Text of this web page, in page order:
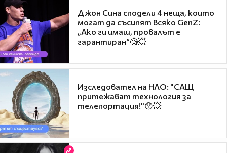
Джон Сина сподели 4 неща, които
могат да съсипят всяко GenZ:
„Ако ги имаш, провалът е
гарантиран“🧐💥
Изследовател на НЛО: "САЩ
притежават технология за
телепортация!"😯💥